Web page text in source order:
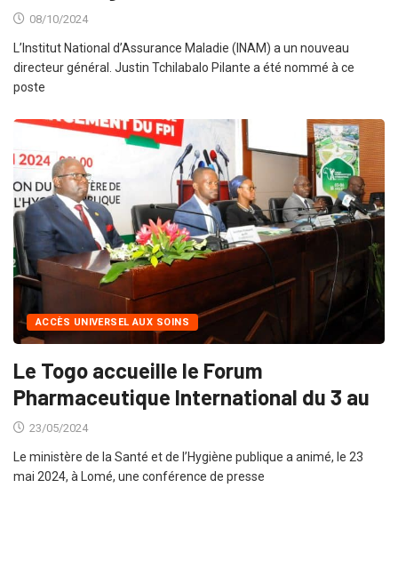
08/10/2024
L’Institut National d’Assurance Maladie (INAM) a un nouveau
directeur général. Justin Tchilabalo Pilante a été nommé à ce
poste
ACCÈS UNIVERSEL AUX SOINS
Le Togo accueille le Forum
Pharmaceutique International du 3 au
23/05/2024
Le ministère de la Santé et de l’Hygiène publique a animé, le 23
mai 2024, à Lomé, une conférence de presse